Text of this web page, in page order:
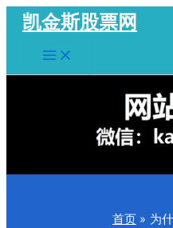
容
凯金斯股票网
Main
Menu
首页 为